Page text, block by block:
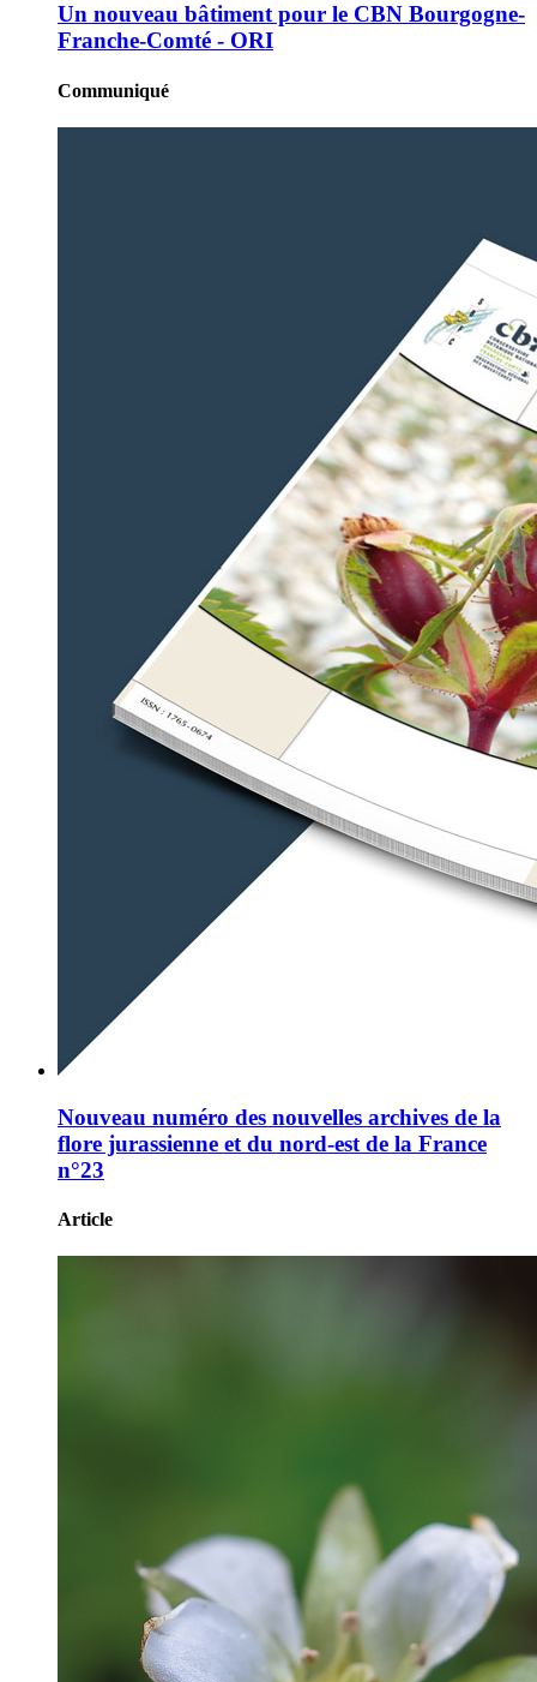
Un nouveau bâtiment pour le CBN Bourgogne-
Franche-Comté - ORI
Communiqué
Nouveau numéro des nouvelles archives de la
flore jurassienne et du nord-est de la France
n°23
Article